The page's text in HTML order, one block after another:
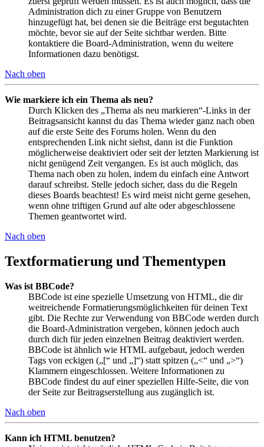
Administration dich zu einer Gruppe von Benutzern
hinzugefügt hat, bei denen sie die Beiträge erst begutachten
möchte, bevor sie auf der Seite sichtbar werden. Bitte
kontaktiere die Board-Administration, wenn du weitere
Informationen dazu benötigst.
Nach oben
Wie markiere ich ein Thema als neu?
Durch Klicken des „Thema als neu markieren“-Links in der
Beitragsansicht kannst du das Thema wieder ganz nach oben
auf die erste Seite des Forums holen. Wenn du den
entsprechenden Link nicht siehst, dann ist die Funktion
möglicherweise deaktiviert oder seit der letzten Markierung ist
nicht genügend Zeit vergangen. Es ist auch möglich, das
Thema nach oben zu holen, indem du einfach eine Antwort
darauf schreibst. Stelle jedoch sicher, dass du die Regeln
dieses Boards beachtest! Es wird meist nicht gerne gesehen,
wenn ohne triftigen Grund auf alte oder abgeschlossene
Themen geantwortet wird.
Nach oben
Textformatierung und Thementypen
Was ist BBCode?
BBCode ist eine spezielle Umsetzung von HTML, die dir
weitreichende Formatierungsmöglichkeiten für deinen Text
gibt. Die Rechte zur Verwendung von BBCode werden durch
die Board-Administration vergeben, können jedoch auch
durch dich für jeden einzelnen Beitrag deaktiviert werden.
BBCode ist ähnlich wie HTML aufgebaut, jedoch werden
Tags von eckigen („[“ und „]“) statt spitzen („<“ und „>“)
Klammern eingeschlossen. Weitere Informationen zu
BBCode findest du auf einer speziellen Hilfe-Seite, die von
der Seite zur Beitragserstellung aus zugänglich ist.
Nach oben
Kann ich HTML benutzen?